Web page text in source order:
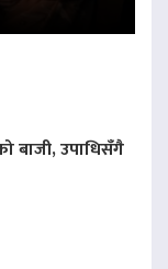
बाजी, उपाधिसँगै